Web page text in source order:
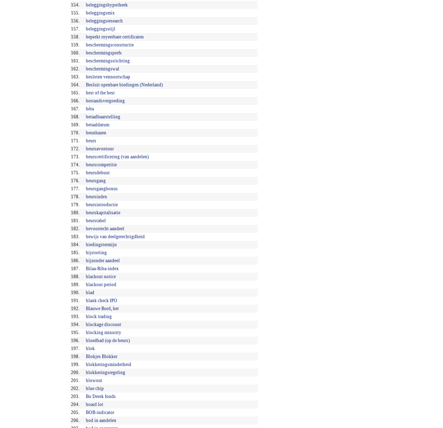
154.
beleggingshypotheek
155.
beleggingsmix
156.
beleggingsresearch
157.
beleggingsstijl
158.
beperkt royeerbare certificaten
159.
beschermingsconstructie
160.
beschermingsprefs
161.
beschermingsstichting
162.
beschermingswal
163.
besloten vennootschap
164.
Besluit openbare biedingen (Nederland)
165.
best of the best
166.
bestandsvergoeding
167.
bèta
168.
betaalbaarstelling
169.
betaaldatum
170.
beunhazen
171.
beurs
172.
beursavontuur
173.
beurscertificering (van aandelen)
174.
beurscompetitie
175.
beursdebuut
176.
beursgang
177.
beursgangbonus
178.
beursindex
179.
beursintroductie
180.
beurskapitalisatie
181.
beurstabel
182.
bevoorrecht aandeel
183.
bewijs van deelgerechtigdheid
184.
biedingstermijn
185.
bijstorting
186.
bijzonder aandeel
187.
Bilaa-Riba-index
188.
blackout notice
189.
blackout period
190.
blad
191.
blank check IPO
192.
Blauwe Bord, het
193.
block trading
194.
blockage discount
195.
blocking minority
196.
bloedbad (op de beurs)
197.
blok
198.
Blokjes Blokker
199.
blokkeringsminderheid
200.
blokkeringsregeling
201.
blowout
202.
blue chip
203.
Bo Derek fonds
204.
board lot
205.
BOB-indicator
206.
bod in aandelen